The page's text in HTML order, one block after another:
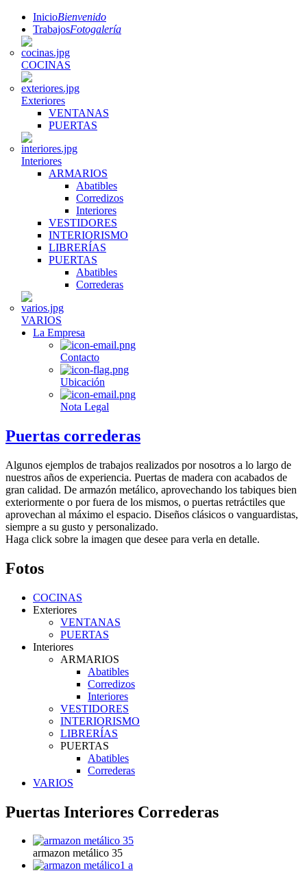
InicioBienvenido
TrabajosFotogalería
COCINAS
Exteriores
VENTANAS
PUERTAS
Interiores
ARMARIOS
Abatibles
Corredizos
Interiores
VESTIDORES
INTERIORISMO
LIBRERÍAS
PUERTAS
Abatibles
Correderas
VARIOS
La Empresa
Contacto
Ubicación
Nota Legal
Puertas correderas
Algunos ejemplos de trabajos realizados por nosotros a lo largo de
nuestros años de experiencia. Puertas de madera con acabados de
gran calidad. De armazón metálico, aprovechando los tabiques bien
exteriormente o por fuera de los mismos, o puertas retráctiles que
aprovechan al máximo el espacio. Diseños clásicos o vanguardistas,
siempre a su gusto y personalizado.
Haga click sobre la imagen que desee para verla en detalle.
Fotos
COCINAS
Exteriores
VENTANAS
PUERTAS
Interiores
ARMARIOS
Abatibles
Corredizos
Interiores
VESTIDORES
INTERIORISMO
LIBRERÍAS
PUERTAS
Abatibles
Correderas
VARIOS
Puertas Interiores Correderas
armazon metálico 35